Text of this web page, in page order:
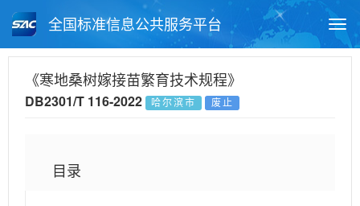
全国标准信息公共服务平台
月报查询 标准公告查询
《寒地桑树嫁接苗繁育技术规程》
DB2301/T 116-2022 哈尔滨市 废止
目录